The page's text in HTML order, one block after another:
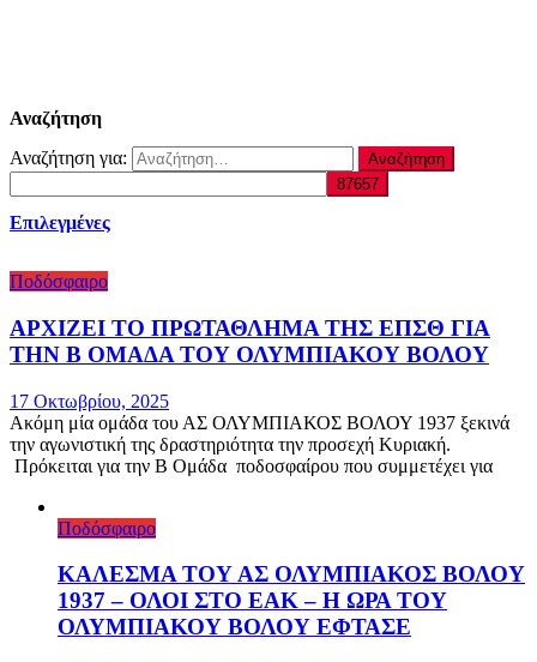
Αναζήτηση
Αναζήτηση για:
Επιλεγμένες
Ποδόσφαιρο
ΑΡΧΙΖΕΙ ΤΟ ΠΡΩΤΑΘΛΗΜΑ ΤΗΣ ΕΠΣΘ ΓΙΑ
ΤΗΝ Β ΟΜΑΔΑ ΤΟΥ ΟΛΥΜΠΙΑΚΟΥ ΒΟΛΟΥ
17 Οκτωβρίου, 2025
Ακόμη μία ομάδα του ΑΣ ΟΛΥΜΠΙΑΚΟΣ ΒΟΛΟΥ 1937 ξεκινά
την αγωνιστική της δραστηριότητα την προσεχή Κυριακή.
Πρόκειται για την Β Ομάδα ποδοσφαίρου που συμμετέχει για
Ποδόσφαιρο
ΚΑΛΕΣΜΑ ΤΟΥ ΑΣ ΟΛΥΜΠΙΑΚΟΣ ΒΟΛΟΥ
1937 – ΟΛΟΙ ΣΤΟ ΕΑΚ – Η ΩΡΑ ΤΟΥ
ΟΛΥΜΠΙΑΚΟΥ ΒΟΛΟΥ ΕΦΤΑΣΕ